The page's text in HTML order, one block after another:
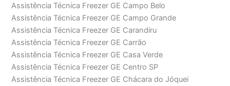
Assistência Técnica Freezer GE Campo Belo
Assistência Técnica Freezer GE Campo Grande
Assistência Técnica Freezer GE Carandiru
Assistência Técnica Freezer GE Carrão
Assistência Técnica Freezer GE Casa Verde
Assistência Técnica Freezer GE Centro SP
Assistência Técnica Freezer GE Chácara do Jóquei